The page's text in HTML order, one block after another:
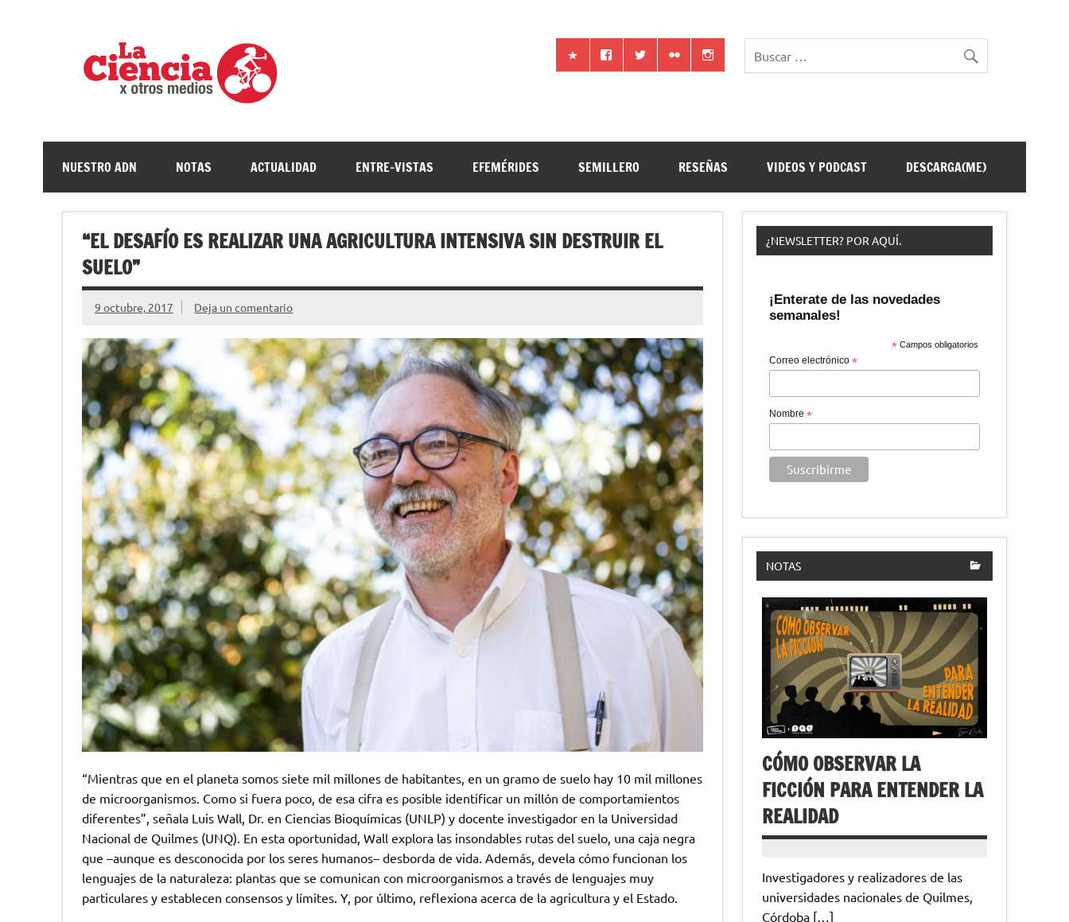
La ciencia por otros medios
NUESTRO ADN NOTAS ACTUALIDAD ENTRE-VISTAS EFEMÉRIDES SEMILLERO RESEÑAS VIDEOS Y PODCAST DESCARGA(ME)
“EL DESAFÍO ES REALIZAR UNA AGRICULTURA INTENSIVA SIN DESTRUIR EL
SUELO”
9 octubre, 2017 Deja un comentario
“Mientras que en el planeta somos siete mil millones de habitantes, en un gramo de suelo hay 10 mil millones
de microorganismos. Como si fuera poco, de esa cifra es posible identificar un millón de comportamientos
diferentes”, señala Luis Wall, Dr. en Ciencias Bioquímicas (UNLP) y docente investigador en la Universidad
Nacional de Quilmes (UNQ). En esta oportunidad, Wall explora las insondables rutas del suelo, una caja negra
que –aunque es desconocida por los seres humanos– desborda de vida. Además, devela cómo funcionan los
lenguajes de la naturaleza: plantas que se comunican con microorganismos a través de lenguajes muy
particulares y establecen consensos y límites. Y, por último, reflexiona acerca de la agricultura y el Estado.
¿NEWSLETTER? POR AQUÍ.
¡Enterate de las novedades
semanales!
* Campos obligatorios
Correo electrónico *
Nombre *
NOTAS
CÓMO OBSERVAR LA
FICCIÓN PARA ENTENDER LA
REALIDAD
Investigadores y realizadores de las
universidades nacionales de Quilmes,
Córdoba […]